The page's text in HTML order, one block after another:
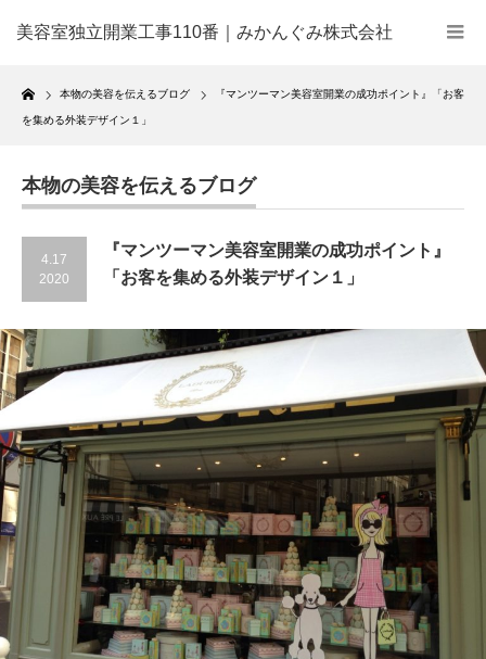
美容室独立開業工事110番｜みかんぐみ株式会社
Home
本物の美容を伝えるブログ 『マンツーマン美容室開業の成功ポイント』「お客
を集める外装デザイン１」
本物の美容を伝えるブログ
4.17
2020
『マンツーマン美容室開業の成功ポイント』
「お客を集める外装デザイン１」